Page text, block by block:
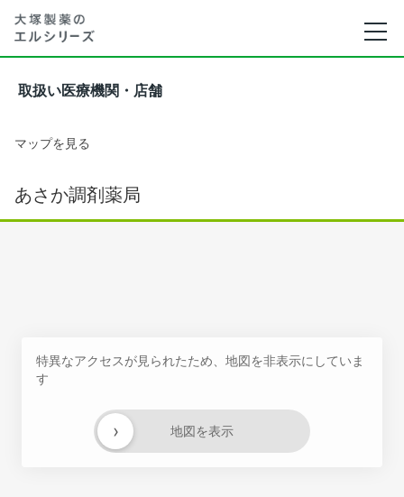
取扱い医療機関・店舗
マップを見る
あさか調剤薬局
特異なアクセスが見られたため、地図を非表示にしていま
す
地図を表示
›